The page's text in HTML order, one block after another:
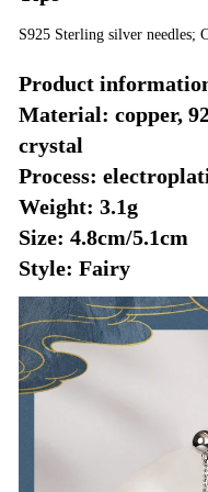
S925 Sterling silver needles;
Product
Material: copper,
crystal
Process:
Weight: 3.1g
Size: 4.8cm/5.1cm
Style: Fairy